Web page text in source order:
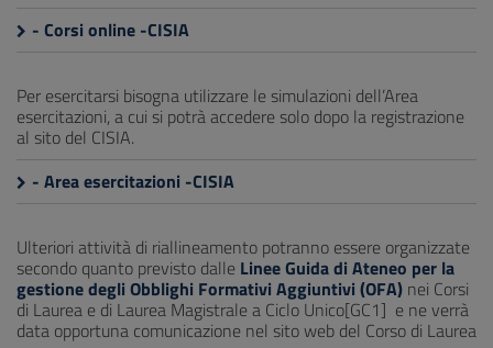
- Corsi online -CISIA
Per esercitarsi bisogna utilizzare le simulazioni dell’Area
esercitazioni, a cui si potrà accedere solo dopo la registrazione
al sito del CISIA.
- Area esercitazioni -CISIA
Ulteriori attività di riallineamento potranno essere organizzate
secondo quanto previsto dalle Linee Guida di Ateneo per la
gestione degli Obblighi Formativi Aggiuntivi (OFA) nei Corsi
di Laurea e di Laurea Magistrale a Ciclo Unico[GC1] e ne verrà
data opportuna comunicazione nel sito web del Corso di Laurea